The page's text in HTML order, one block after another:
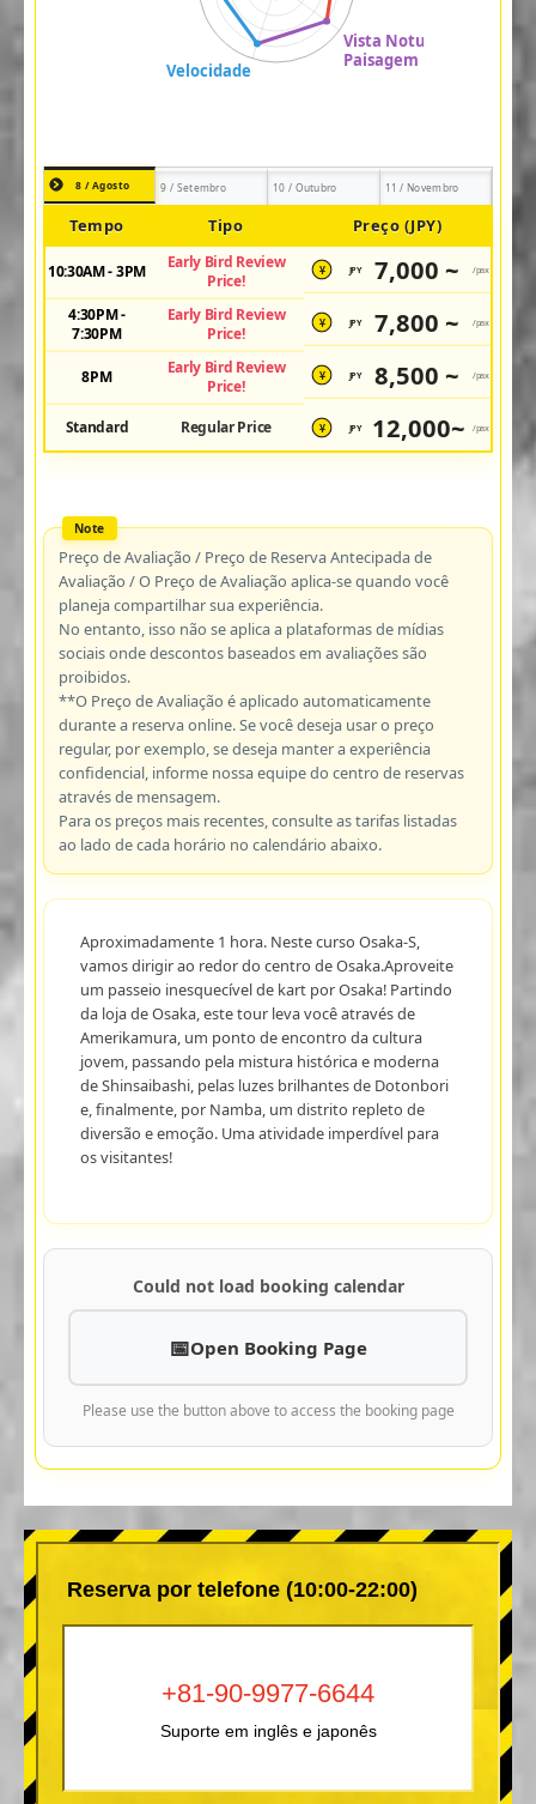
8 / Agosto 9 / Setembro 10 / Outubro 11 / Novembro
Tempo Tipo Preço (JPY)
10:30AM - 3PM
Early Bird Review
Price!
¥ JPY 7,000 ~ /pax
4:30PM -
7:30PM
Early Bird Review
Price!
¥ JPY 7,800 ~ /pax
8PM
Early Bird Review
Price!
¥ JPY 8,500 ~ /pax
Standard Regular Price ¥ JPY 12,000~ /pax
Preço de Avaliação / Preço de Reserva Antecipada de
Avaliação / O Preço de Avaliação aplica-se quando você
planeja compartilhar sua experiência.
No entanto, isso não se aplica a plataformas de mídias
sociais onde descontos baseados em avaliações são
proibidos.
**O Preço de Avaliação é aplicado automaticamente
durante a reserva online. Se você deseja usar o preço
regular, por exemplo, se deseja manter a experiência
confidencial, informe nossa equipe do centro de reservas
através de mensagem.
Para os preços mais recentes, consulte as tarifas listadas
ao lado de cada horário no calendário abaixo.
Aproximadamente 1 hora. Neste curso Osaka-S,
vamos dirigir ao redor do centro de Osaka.Aproveite
um passeio inesquecível de kart por Osaka! Partindo
da loja de Osaka, este tour leva você através de
Amerikamura, um ponto de encontro da cultura
jovem, passando pela mistura histórica e moderna
de Shinsaibashi, pelas luzes brilhantes de Dotonbori
e, finalmente, por Namba, um distrito repleto de
diversão e emoção. Uma atividade imperdível para
os visitantes!
Could not load booking calendar
Open Booking Page
Please use the button above to access the booking page
Reserva por telefone (10:00-22:00)
+81-90-9977-6644
Suporte em inglês e japonês